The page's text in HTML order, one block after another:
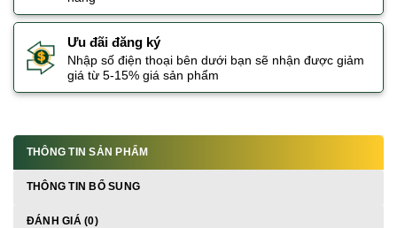
Ưu đãi đăng ký
Nhập số điện thoại bên dưới bạn sẽ nhận được giảm
giá từ 5-15% giá sản phẩm
THÔNG TIN SẢN PHẨM
THÔNG TIN BỔ SUNG
ĐÁNH GIÁ (0)